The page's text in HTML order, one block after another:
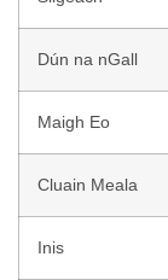
Dún na nGall
Maigh Eo
Cluain Meala
Inis